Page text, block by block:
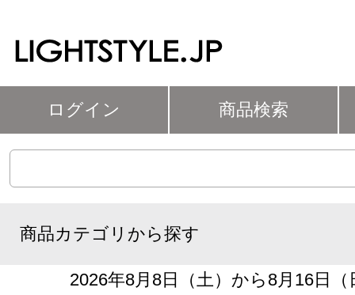
ログイン 商品検索
商品カテゴリから探す
2026年8月8日（土）から8月16日